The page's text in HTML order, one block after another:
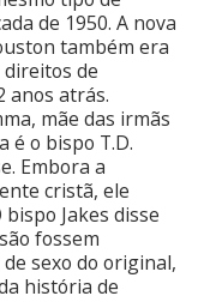
de 1950. A nova
também era
de
anos atrás.
mãe das irmãs
o bispo T.D.
Embora a
cristã, ele
Jakes disse
fossem
sexo do original,
história de